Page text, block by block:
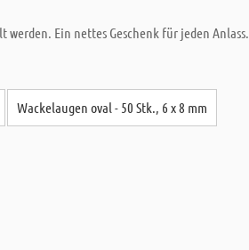
Ein nettes Geschenk für jeden Anlass.
Wackelaugen oval - 50 Stk., 6 x 8 mm